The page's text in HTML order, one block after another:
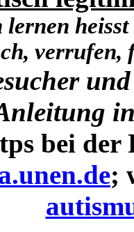
lernen
verrufen,
bei der
;